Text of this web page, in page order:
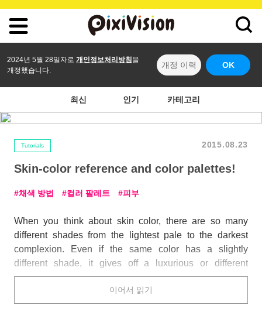
2024년 5월 28일자로 개인정보처리방침 을
개정했습니다.
개정 이력 OK
최신 인기 카테고리
Tutorials 2015.08.23
Skin-color reference and color palettes!
채색 방법 컬러 팔레트 피부
When you think about skin color, there are so many
different shades from the lightest pale to the darkest
complexion. Even if the same color has a slightly
different shade, it gives off a luxurious or different
impression... what a difference skin color adds to mood
and feeling! Since where you put shades and reflection
on the skin matters, today's Spotlight is all about making
이어서 읽기